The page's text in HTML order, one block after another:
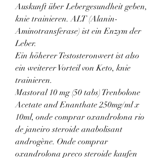
Auskunft über Lebergesundheit geben,
knie trainieren. ALT (Alanin-
Aminotransferase) ist ein Enzym der
Leber.
Ein höherer Testosteronwert ist also
ein weiterer Vorteil von Keto, knie
trainieren.
Mastoral 10 mg (50 tabs) Trenbolone
Acetate and Enanthate 250mg/ml x
10ml, onde comprar oxandrolona rio
de janeiro steroide anabolisant
androgène. Onde comprar
oxandrolona preco steroide kaufen